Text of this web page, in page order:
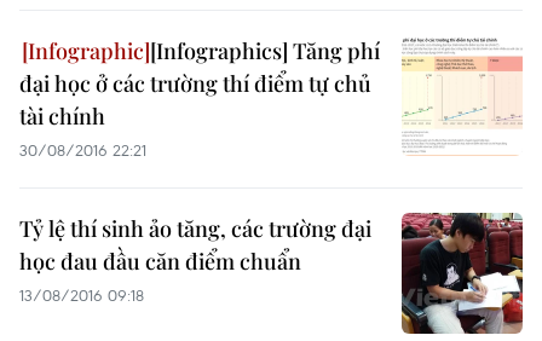
[Infographics] Tăng phí
đại học ở các trường thí điểm tự chủ
tài chính
30/08/2016 22:21
Tỷ lệ thí sinh ảo tăng, các trường đại
học đau đầu căn điểm chuẩn
13/08/2016 09:18